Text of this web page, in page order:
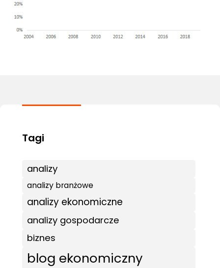
analizy
analizy branżowe
analizy ekonomiczne
analizy gospodarcze
biznes
blog ekonomiczny